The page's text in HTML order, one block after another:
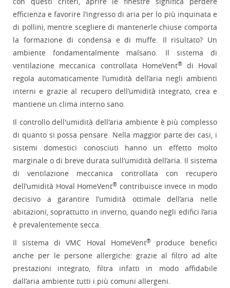
efficienza e favorire l’ingresso di aria per lo più inquinata e
di pollini, mentre scegliere di mantenerle chiuse comporta
la formazione di condensa e di muffe. Il risultato? Un
ambiente fondamentalmente malsano. Il sistema di
ventilazione meccanica controllata HomeVent® di Hoval
regola automaticamente l’umidità dell’aria negli ambienti
interni e grazie al recupero dell’umidità integrato, crea e
mantiene un clima interno sano.
Il controllo dell'umidità dell'aria ambiente è più complesso
di quanto si possa pensare. Nella maggior parte dei casi, i
sistemi domestici conosciuti hanno un effetto molto
marginale o di breve durata sull’umidità dell’aria. Il sistema
di ventilazione meccanica controllata con recupero
dell’umidità Hoval HomeVent® contribuisce invece in modo
decisivo a garantire l’umidità ottimale dell’aria nelle
abitazioni, soprattutto in inverno, quando negli edifici l’aria
è prevalentemente secca.
Il sistema di VMC Hoval HomeVent®produce benefici
anche per le persone allergiche: grazie al filtro ad alte
prestazioni integrato, filtra infatti in modo affidabile
dall’aria ambiente tutti i più comuni allergeni.